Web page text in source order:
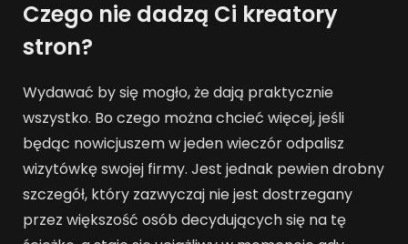
Czego nie dadzą Ci kreatory
stron?
Wydawać by się mogło, że dają praktycznie
wszystko. Bo czego można chcieć więcej, jeśli
będąc nowicjuszem w jeden wieczór odpalisz
wizytówkę swojej firmy. Jest jednak pewien drobny
szczegół, który zazwyczaj nie jest dostrzegany
przez większość osób decydujących się na tę